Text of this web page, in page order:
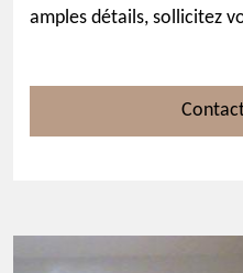
amples détails, sollicitez